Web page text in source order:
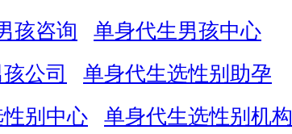
孩咨询
单身代生男孩中心
公司
单身代生选性别助孕
别中心
单身代生选性别机构